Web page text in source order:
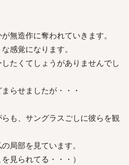
無造作に奪われていきます。
感覚になります。
たくてしょうがありませんでし
らせましたが・・・
も、サングラスごしに彼らを観
局部を見ています。
見られてる・・・）